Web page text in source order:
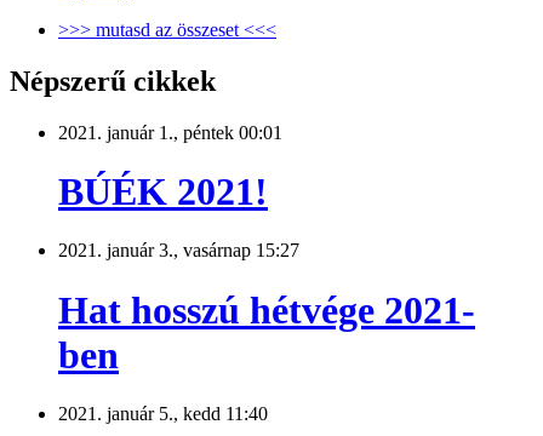
>>> mutasd az összeset <<<
Népszerű cikkek
2021. január 1., péntek 00:01
BÚÉK 2021!
2021. január 3., vasárnap 15:27
Hat hosszú hétvége 2021-
ben
2021. január 5., kedd 11:40